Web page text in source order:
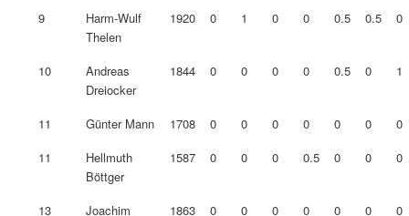
9
Harm-Wulf
Thelen
1920 0 1 0 0 0.5 0.5 0
10
Andreas
Dreiocker
1844 0 0 0 0 0.5 0 1
11 Günter Mann 1708 0 0 0 0 0 0
0
11
Hellmuth
Böttger
1587 0 0 0 0.5 0 0 0
13
Joachim
1863 0 0 0 0 0 0 0